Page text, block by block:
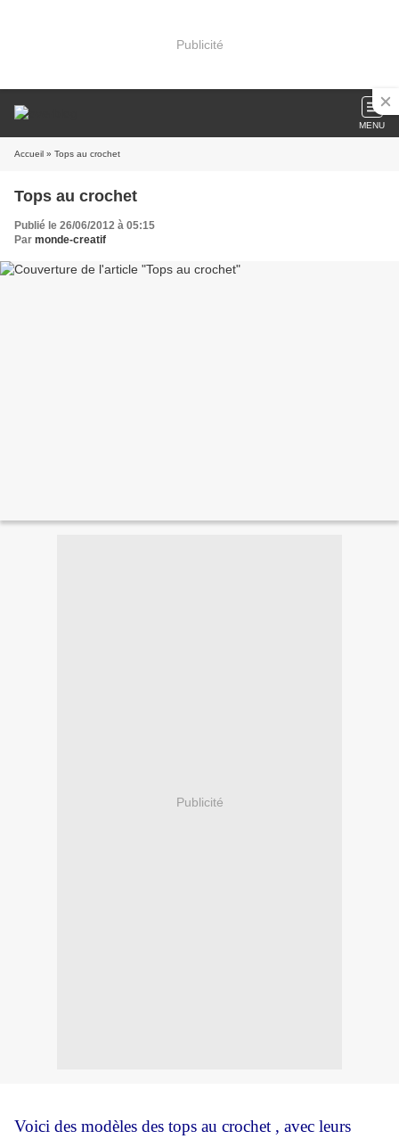
Publicité
MENU
Accueil » Tops au crochet
Tops au crochet
Publié le 26/06/2012 à 05:15
Par monde-creatif
Publicité
Voici des modèles des tops au crochet , avec leurs